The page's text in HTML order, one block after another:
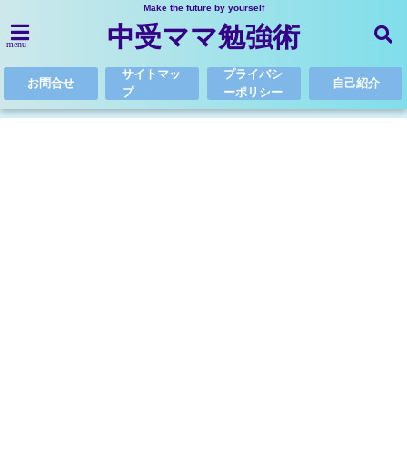
Make the future by yourself
menu 中受ママ勉強術
お問合せ
サイトマッ
プ
プライバシ
ーポリシー
自己紹介